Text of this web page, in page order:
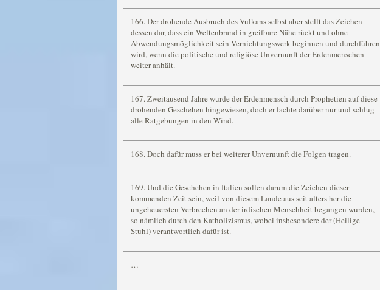
166. Der drohende Ausbruch des Vulkans selbst aber stellt das Zeichen
dessen dar, dass ein Weltenbrand in greifbare Nähe rückt und ohne
Abwendungsmöglichkeit sein Vernichtungswerk beginnen und durchführen
wird, wenn die politische und religiöse Unvernunft der Erdenmenschen
weiter anhält.
167. Zweitausend Jahre wurde der Erdenmensch durch Prophetien auf diese
drohenden Geschehen hingewiesen, doch er lachte darüber nur und schlug
alle Ratgebungen in den Wind.
168. Doch dafür muss er bei weiterer Unvernunft die Folgen tragen.
169. Und die Geschehen in Italien sollen darum die Zeichen dieser
kommenden Zeit sein, weil von diesem Lande aus seit alters her die
ungeheuersten Verbrechen an der irdischen Menschheit begangen wurden,
so nämlich durch den Katholizismus, wobei insbesondere der (Heilige
Stuhl) verantwortlich dafür ist.
…